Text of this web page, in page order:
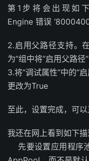
第1步将会出现如
Engine 错误
2.启用父路径支持。
为”组中将“启用父路径
3.将“调试属性”中的“
更改为True
至此，设置完成，可
我还在网上看到如下描
先要设置应用程序